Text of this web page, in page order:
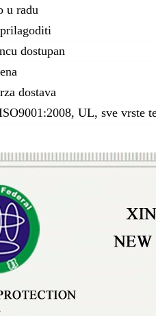
u radu
dostupan
dostava
UL, sve vrste